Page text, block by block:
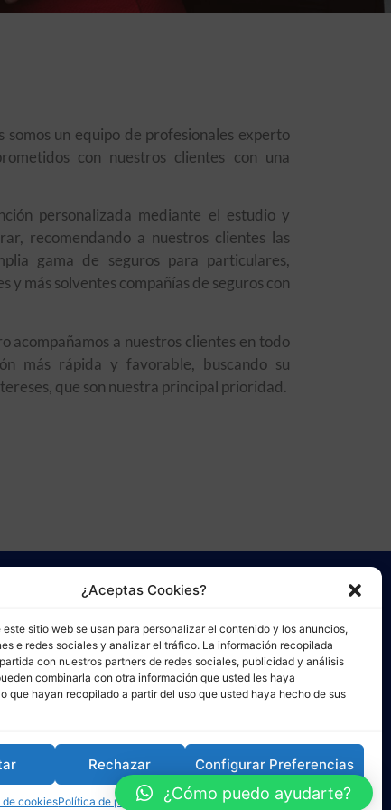
¿Aceptas Cookies?
este sitio web se usan para personalizar el contenido y los anuncios,
e redes sociales y analizar el tráfico. La información recopilada
con nuestros partners de redes sociales, publicidad y análisis
combinarla con otra información que usted les haya
que hayan recopilado a partir del uso que usted haya hecho de sus
Rechazar Configurar Preferencias
de cookiesPolítica de privacidadTérminos y Condiciones de Uso
un equipo de profesionales experto
con nuestros clientes con una
personalizada mediante el estudio y
recomendando a nuestros clientes las
gama de seguros para particulares,
y más solventes compañías de seguros con
acompañamos a nuestros clientes en todo
más rápida y favorable, buscando su
que son nuestra principal prioridad.
cookies Términos y Condiciones de Uso
¿Cómo puedo ayudarte?